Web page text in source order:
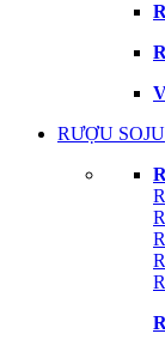
RƯỢU SOJU